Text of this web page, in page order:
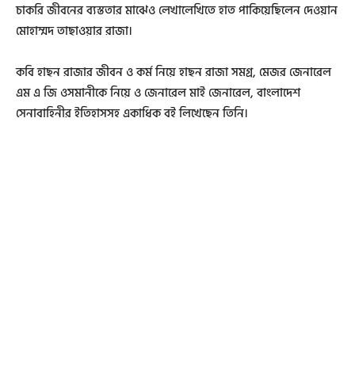
চাকরি জীবনের ব্যস্ততার মাঝেও লেখালেখিতে হাত পাকিয়েছিলেন দেওয়ান
মোহাম্মদ তাছাওয়ার রাজা।
কবি হাছন রাজার জীবন ও কর্ম নিয়ে হাছন রাজা সমগ্র, মেজর জেনারেল
এম এ জি ওসমানীকে নিয়ে ও জেনারেল মাই জেনারেল, বাংলাদেশ
সেনাবাহিনীর ইতিহাসসহ একাধিক বই লিখেছেন তিনি।